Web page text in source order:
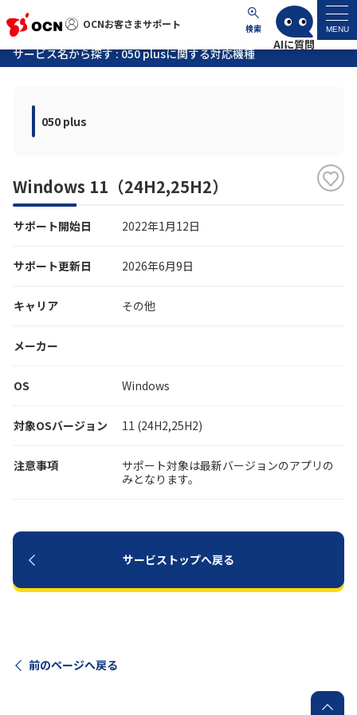
OCNお客さまサポート 検索 MENU
OCNお客さまサポート
マイページ
サポートトップ
工事・故障情報
各種ダウンロード
履歴・お気に入り
NTTドコモビジネスのお客さ
OCN サービス一覧
サービス名から探す : 050 plusに関する対応機種
050 plus
Windows 11（24H2,25H2）
サポート開始日 2022年1月12日
サポート更新日 2026年6月9日
キャリア その他
メーカー
OS Windows
対象OSバージョン 11 (24H2,25H2)
注意事項
サポート対象は最新バージョンのアプリの
みとなります。
サービストップへ戻る
前のページへ戻る